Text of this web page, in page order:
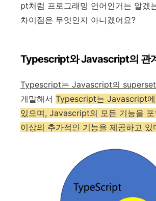
pt처럼 프로그래밍 언어인거는 알겠
차이점은 무엇인지 아니겠어요?
Typescript와 Javascript의 관
Typescript는 Javascript의
게말해서 Typescript는 Javascript에
있으며, Javascript의 모든 기능을 포
이상의 추가적인 기능을 제공하고 있